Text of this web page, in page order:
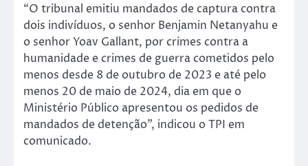
“O tribunal emitiu mandados de captura contra
dois indivíduos, o senhor Benjamin Netanyahu e
o senhor Yoav Gallant, por crimes contra a
humanidade e crimes de guerra cometidos pelo
menos desde 8 de outubro de 2023 e até pelo
menos 20 de maio de 2024, dia em que o
Ministério Público apresentou os pedidos de
mandados de detenção”, indicou o TPI em
comunicado.